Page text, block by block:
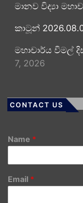
මානව විද්‍යා
කාටූන්
මහාචාර්ය විමල්
7, 2026
CONTACT US
Name *
Email *